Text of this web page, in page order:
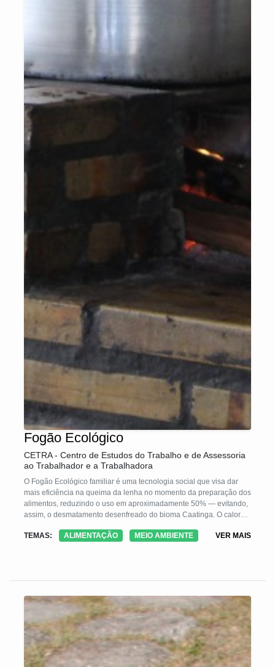
Fogão Ecológico
CETRA - Centro de Estudos do Trabalho e de Assessoria
ao Trabalhador e a Trabalhadora
O Fogão Ecológico familiar é uma tecnologia social que visa dar
mais eficiência na queima da lenha no momento da preparação dos
alimentos, reduzindo o uso em aproximadamente 50% — evitando,
assim, o desmatamento desenfreado do bioma Caatinga. O calor
e a fumaça é direcionada para fora da cozinha — fazendo com que
também levam em conta a segurança e a ergonometria para quem
TEMAS: ALIMENTAÇÃO MEIO AMBIENTE VER MAIS